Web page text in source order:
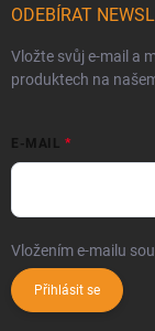
ODEBÍRAT
Vložte svůj e-mail a
produktech na
E-MAIL
Vložením e-mailu
Přihlásit se